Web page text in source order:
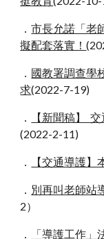
．市長允諾「老
擬配套落實！
． 國教署調查學
求(2022-7-19)
．
【新聞稿】
(2022-2-11)
． 【交通導護
． 別再叫老師站
2）
． 「導護工作」